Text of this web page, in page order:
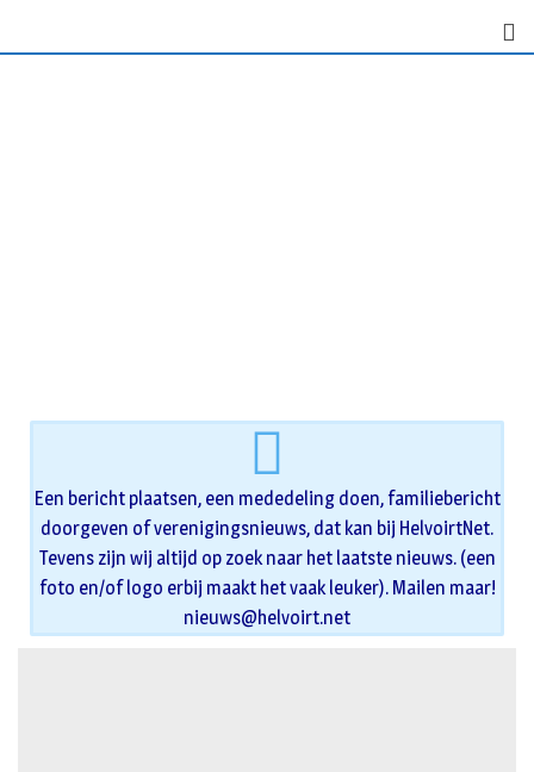
Een bericht plaatsen, een mededeling doen, familiebericht
doorgeven of verenigingsnieuws, dat kan bij HelvoirtNet.
Tevens zijn wij altijd op zoek naar het laatste nieuws. (een
foto en/of logo erbij maakt het vaak leuker). Mailen maar!
nieuws@helvoirt.net